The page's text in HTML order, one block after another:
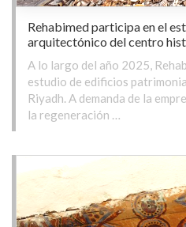
Rehabimed participa en el
arquitectónico del centro
A lo largo del año 2025,
estudio de edificios
Riyadh. A demanda de la
la regeneración …